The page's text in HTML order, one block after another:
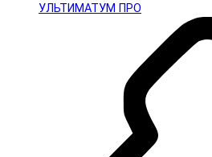
УЛЬТИМАТУМ ПРО